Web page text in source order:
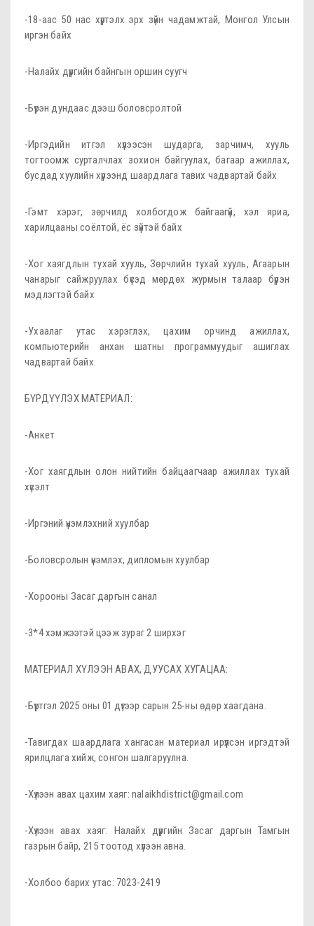
-18-аас 50 нас хүртэлх эрх зүйн чадамжтай, Монгол Улсын
иргэн байх
-Налайх дүүргийн байнгын оршин суугч
-Бүрэн дундаас дээш боловсролтой
-Иргэдийн итгэл хүлээсэн шударга, зарчимч, хууль
тогтоомж сурталчлах зохион байгуулах, багаар ажиллах,
бусдад хуулийн хүрээнд шаардлага тавих чадвартай байх
-Гэмт хэрэг, зөрчилд холбогдож байгаагүй, хэл яриа,
харилцааны соёлтой, ёс зүйтэй байх
-Хог хаягдлын тухай хууль, Зөрчлийн тухай хууль, Агаарын
чанарыг сайжруулах бүсэд мөрдөх журмын талаар бүрэн
мэдлэгтэй байх
-Ухаалаг утас хэрэглэх, цахим орчинд ажиллах,
компьютерийн анхан шатны программуудыг ашиглах
чадвартай байх.
БҮРДҮҮЛЭХ МАТЕРИАЛ:
-Анкет
-Хог хаягдлын олон нийтийн байцаагчаар ажиллах тухай
хүсэлт
-Иргэний үнэмлэхний хуулбар
-Боловсролын үнэмлэх, дипломын хуулбар
-Хорооны Засаг даргын санал
-3*4 хэмжээтэй цээж зураг 2 ширхэг
МАТЕРИАЛ ХҮЛЭЭН АВАХ, ДУУСАХ ХУГАЦАА:
-Бүртгэл 2025 оны 01 дүгээр сарын 25-ны өдөр хаагдана.
-Тавигдах шаардлага хангасан материал ирүүлсэн иргэдтэй
ярилцлага хийж, сонгон шалгаруулна.
-Хүлээн авах цахим хаяг: nalaikhdistrict@gmail.com
-Хүлээн авах хаяг: Налайх дүүргийн Засаг даргын Тамгын
газрын байр, 215 тоотод хүлээн авна.
-Холбоо барих утас: 7023-2419